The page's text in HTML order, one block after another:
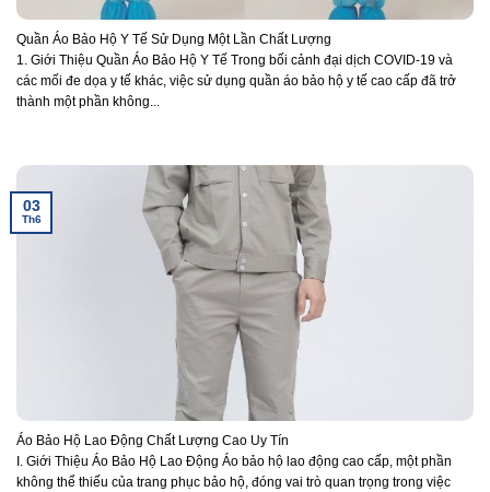
Quần Áo Bảo Hộ Y Tế Sử Dụng Một Lần Chất Lượng
1. Giới Thiệu Quần Áo Bảo Hộ Y Tế Trong bối cảnh đại dịch COVID-19 và
các mối đe dọa y tế khác, việc sử dụng quần áo bảo hộ y tế cao cấp đã trở
thành một phần không...
Áo Bảo Hộ Lao Động Chất Lượng Cao Uy Tín
I. Giới Thiệu Áo Bảo Hộ Lao Động Áo bảo hộ lao động cao cấp, một phần
không thể thiếu của trang phục bảo hộ, đóng vai trò quan trọng trong việc
03
Th6